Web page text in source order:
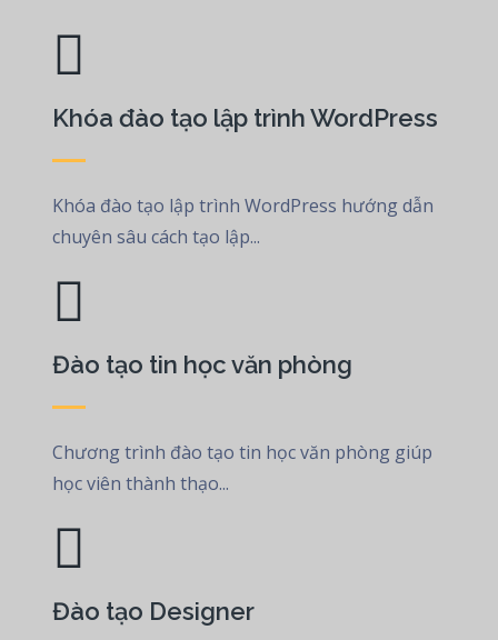
Khóa đào tạo lập trình WordPress
Khóa đào tạo lập trình WordPress hướng dẫn
chuyên sâu cách tạo lập...
Đào tạo tin học văn phòng
Chương trình đào tạo tin học văn phòng giúp
học viên thành thạo...
Đào tạo Designer